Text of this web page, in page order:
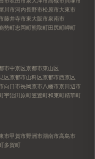
川市河内長野市松原市大東市
藤井寺市東大阪市泉南市
勢町忠岡町熊取町田尻町岬町
市中京区京都市東山区
区京都市山科区京都市西京区
向日市長岡京市八幡市京田辺市
宇治田原町笠置町和束町精華町
市甲賀市野洲市湖南市高島市
多賀町